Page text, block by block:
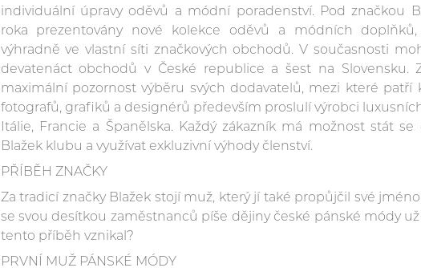
individuální úpravy oděvů a módní poradenství. Pod značkou
roka prezentovány nové kolekce oděvů a módních
výhradně ve vlastní síti značkových obchodů. V současnosti
devatenáct obchodů v České republice a šest na Slovensku.
maximální pozornost výběru svých dodavatelů, mezi které patří
fotografů, grafiků a designérů především proslulí výrobci
Itálie, Francie a Španělska. Každý zákazník má možnost stát
Blažek klubu a využívat exkluzivní výhody členství.
PŘÍBĚH ZNAČKY
Za tradicí značky Blažek stojí muž, který jí také propůjčil své
se svou desítkou zaměstnanců píše dějiny české pánské módy
tento příběh vznikal?
PRVNÍ MUŽ PÁNSKÉ MÓDY